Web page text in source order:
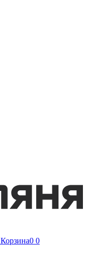
Корзина0 0